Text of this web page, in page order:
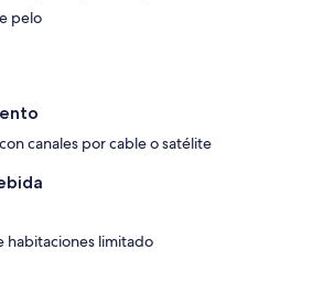
pelo
canales por cable o satélite
habitaciones limitado